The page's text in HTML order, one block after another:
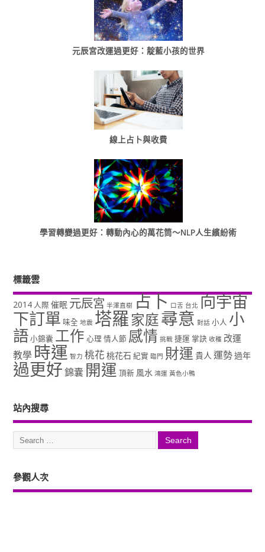
元辰宮改運過更好：靛藍小孩的世界
線上占卜與收費
學習轉變過更好：轉動內心的萬花筒～NLP人生繽紛術
標籤雲
2014 人際 催眠 元辰宮 半澤直樹 占卜 口舌 台北 向宇宙
下訂單 味全 地震 塔羅家庭尋意 對話 小人 小
語小錦囊 工作 心理 情人節 感情 挑戰 捷運 掌訣 收穫 改運
教學 時運 智力 桃花 桃花石 紀實 臨門 財運 貴人 運勢過年
過更好錦囊 開運 頂新 風水 鴻運 黃色小鴨
站內搜尋
參觀人次